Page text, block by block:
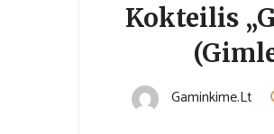
Kokteilis
Gaminkime.lt